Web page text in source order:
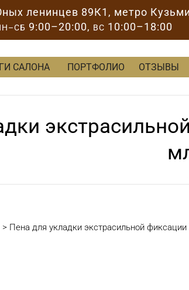
ленинцев 89К1 , метро
9:00–20:00, ВС 10:00–18:00
САЛОНА ПОРТФОЛИО ОТЗЫВЫ
> Пена для укладки экстрасильной